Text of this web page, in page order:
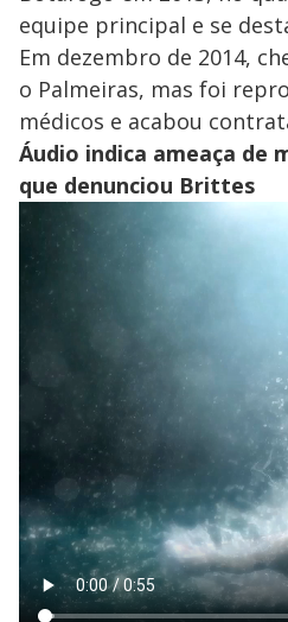
equipe principal e se
Em dezembro de 2014,
o Palmeiras, mas foi
médicos e acabou
Áudio indica ameaça de
que denunciou Brittes